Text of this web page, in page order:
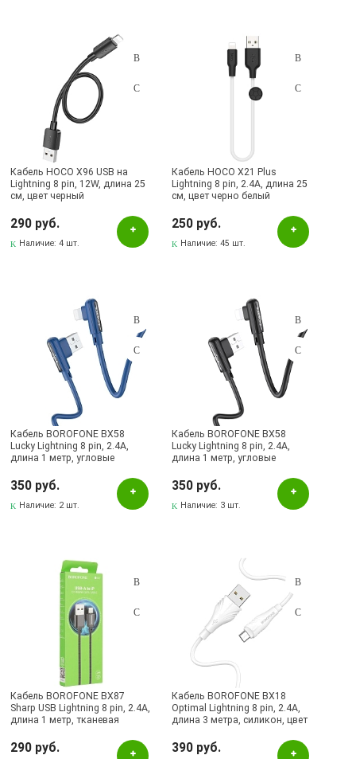
Кабель HOCO X96 USB на
Lightning 8 pin, 12W, длина 25
cм, цвет черный
290 руб.
Наличие:4 шт.
Кабель HOCO X21 Plus
Lightning 8 pin, 2.4A, длина 25
см, цвет черно белый
250 руб.
Наличие:45 шт.
Кабель BOROFONE BX58
Lucky Lightning 8 pin, 2.4A,
длина 1 метр, угловые
350 руб.
Наличие: 2 шт.
Кабель BOROFONE BX58
Lucky Lightning 8 pin, 2.4A,
длина 1 метр, угловые
350 руб.
Наличие: 3 шт.
Кабель BOROFONE BX87
Sharp USB Lightning 8 pin, 2.4A,
длина 1 метр, тканевая
290 руб.
Кабель BOROFONE BX18
Optimal Lightning 8 pin, 2.4A,
длина 3 метра, силикон, цвет
390 руб.